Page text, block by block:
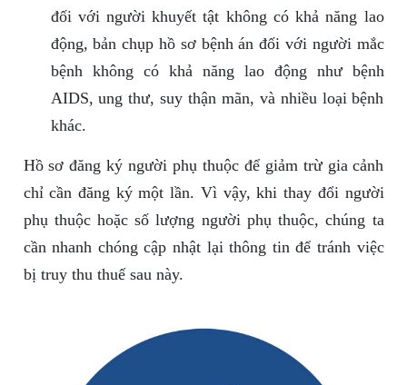
đối với người khuyết tật không có khả năng lao
động, bản chụp hồ sơ bệnh án đối với người mắc
bệnh không có khả năng lao động như bệnh
AIDS, ung thư, suy thận mãn, và nhiều loại bệnh
khác.
Hồ sơ đăng ký người phụ thuộc để giảm trừ gia cảnh
chỉ cần đăng ký một lần. Vì vậy, khi thay đổi người
phụ thuộc hoặc số lượng người phụ thuộc, chúng ta
cần nhanh chóng cập nhật lại thông tin để tránh việc
bị truy thu thuế sau này.